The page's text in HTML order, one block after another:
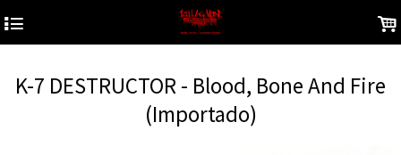
4 .
K-7 DESTRUCTOR - Blood, Bone And Fire
(Importado)